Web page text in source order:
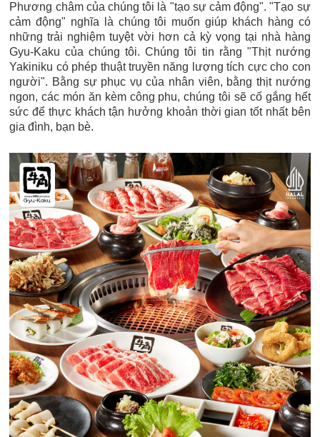
Phương châm của chúng tôi là "tạo sự cảm động". "Tạo sự
cảm động" nghĩa là chúng tôi muốn giúp khách hàng có
những trải nghiệm tuyệt vời hơn cả kỳ vọng tại nhà hàng
Gyu-Kaku của chúng tôi. Chúng tôi tin rằng "Thịt nướng
Yakiniku có phép thuật truyền năng lượng tích cực cho con
người". Bằng sự phục vụ của nhân viên, bằng thịt nướng
ngon, các món ăn kèm công phu, chúng tôi sẽ cố gắng hết
sức để thực khách tận hưởng khoản thời gian tốt nhất bên
gia đình, bạn bè.